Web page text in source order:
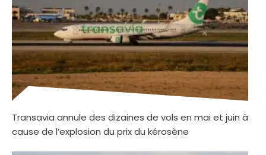
Transavia annule des dizaines de vols en mai et juin à
cause de l’explosion du prix du kérosène